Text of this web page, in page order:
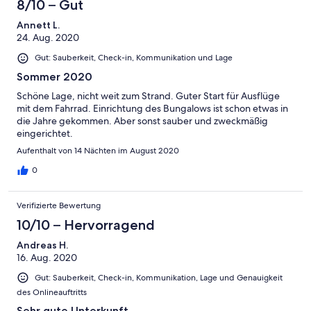
doch einfach mal richtig eingestellt werden. Zu Hause macht
man das doch auch. Schade auch, das auf die Bewertungen der
Gäste nicht reagiert wird, Matratzen sehr hart, und die sind
wirklich hart! Wlan wäre auch nicht schlecht. Wir hatten schönes
Wetter, und haben uns viel auf der Terrasse aufgehalten.
8/10 – Gut
Annett L.
24. Aug. 2020
Gut: Sauberkeit, Check-in, Kommunikation und Lage
Sommer 2020
Schöne Lage, nicht weit zum Strand. Guter Start für Ausflüge
mit dem Fahrrad. Einrichtung des Bungalows ist schon etwas in
die Jahre gekommen. Aber sonst sauber und zweckmäßig
eingerichtet.
Aufenthalt von 14 Nächten im August 2020
0
Verifizierte Bewertung
10/10 – Hervorragend
Andreas H.
16. Aug. 2020
Gut: Sauberkeit, Check-in, Kommunikation, Lage und Genauigkeit
des Onlineauftritts